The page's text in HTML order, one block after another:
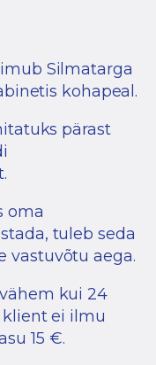
Silmatarga
kohapeal.
pärast
oma
tuleb seda
vastuvõtu aega.
kui 24
ei ilmu
15 €.